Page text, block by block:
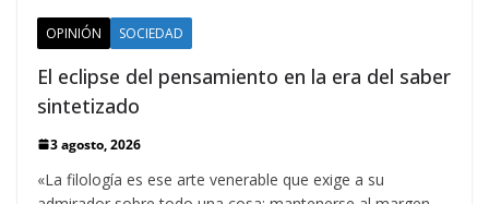
OPINIÓN SOCIEDAD
El eclipse del pensamiento en la era del saber
sintetizado
3 agosto, 2026
«La filología es ese arte venerable que exige a su